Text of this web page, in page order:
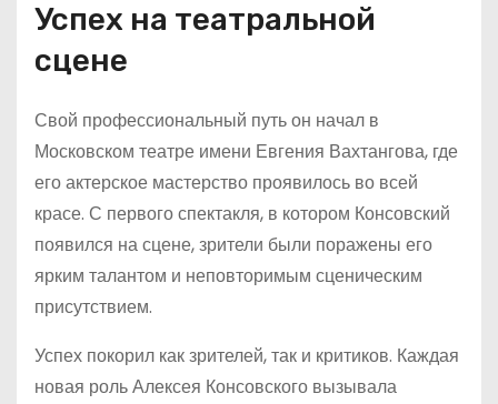
Успех на театральной
сцене
Свой профессиональный путь он начал в
Московском театре имени Евгения Вахтангова, где
его актерское мастерство проявилось во всей
красе. С первого спектакля, в котором Консовский
появился на сцене, зрители были поражены его
ярким талантом и неповторимым сценическим
присутствием.
Успех покорил как зрителей, так и критиков. Каждая
новая роль Алексея Консовского вызывала